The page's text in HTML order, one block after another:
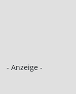
- Anzeige -